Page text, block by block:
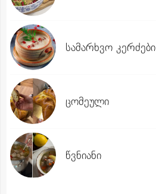
სამარხვო კერძები
ცომეული
წვნიანი